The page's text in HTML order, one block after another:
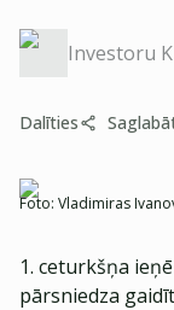
Investoru
Dalīties
Foto: Vladimiras
1. ceturkšņa
pārsniedza